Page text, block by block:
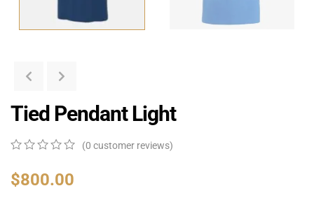
Tied Pendant Light
out
of
(0 customer reviews)
$800.00